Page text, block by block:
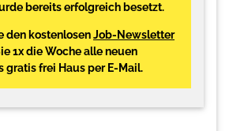
bereits erfolgreich besetzt.
den kostenlosenJob-Newsletter
1x die Woche alle neuen
gratis frei Haus per E-Mail.